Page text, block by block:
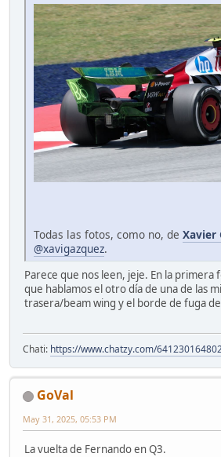
Todas las fotos, como no, de Xavier
@xavigazquez.
Parece que nos leen, jeje. En la primera
que hablamos el otro día de una de las
trasera/beam wing y el borde de fuga
Chati: https://www.chatzy.com/
GoVal
May 31, 2025, 05:53 PM
La vuelta de Fernando en Q3.